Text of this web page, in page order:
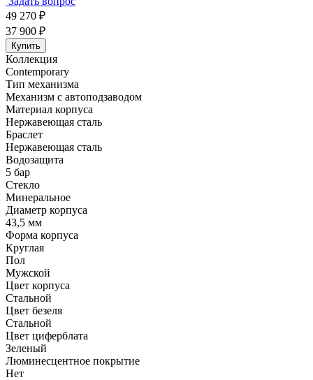
49 270 ₽
37 900 ₽
Купить
Коллекция
Contemporary
Тип механизма
Механизм с автоподзаводом
Материал корпуса
Нержавеющая сталь
Браслет
Нержавеющая сталь
Водозащита
5 бар
Стекло
Минеральное
Диаметр корпуса
43,5 мм
Форма корпуса
Круглая
Пол
Мужской
Цвет корпуса
Стальной
Цвет безеля
Стальной
Цвет циферблата
Зеленый
Люминесцентное покрытие
Нет